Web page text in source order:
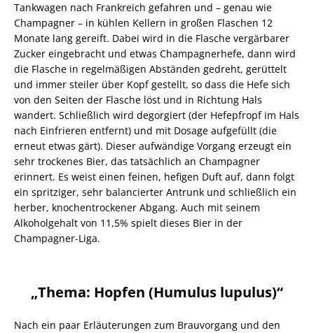
Tankwagen nach Frankreich gefahren und – genau wie
Champagner – in kühlen Kellern in großen Flaschen 12
Monate lang gereift. Dabei wird in die Flasche vergärbarer
Zucker eingebracht und etwas Champagnerhefe, dann wird
die Flasche in regelmäßigen Abständen gedreht, gerüttelt
und immer steiler über Kopf gestellt, so dass die Hefe sich
von den Seiten der Flasche löst und in Richtung Hals
wandert. Schließlich wird degorgiert (der Hefepfropf im Hals
nach Einfrieren entfernt) und mit Dosage aufgefüllt (die
erneut etwas gärt). Dieser aufwändige Vorgang erzeugt ein
sehr trockenes Bier, das tatsächlich an Champagner
erinnert. Es weist einen feinen, hefigen Duft auf, dann folgt
ein spritziger, sehr balancierter Antrunk und schließlich ein
herber, knochentrockener Abgang. Auch mit seinem
Alkoholgehalt von 11,5% spielt dieses Bier in der
Champagner-Liga.
„Thema: Hopfen (Humulus lupulus)“
Nach ein paar Erläuterungen zum Brauvorgang und den